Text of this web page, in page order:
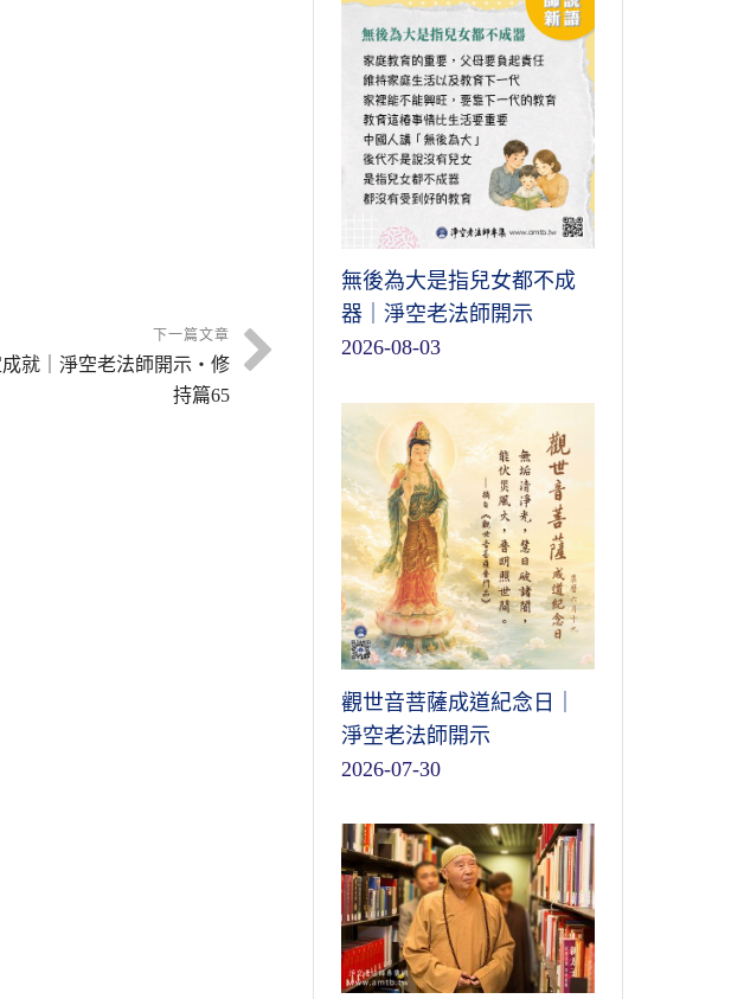
下一篇文章
就｜淨空老法師開示・修
持篇65
無後為大是指兒女都不成
器｜淨空老法師開示
2026-08-03
觀世音菩薩成道紀念日｜
淨空老法師開示
2026-07-30